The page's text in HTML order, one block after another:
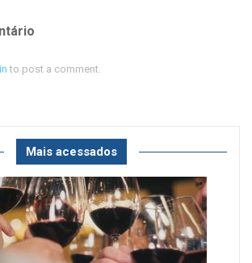
to post a comment.
Mais acessados